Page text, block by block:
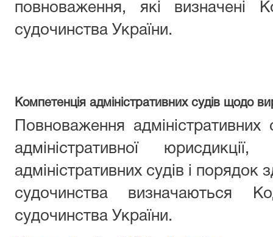
повноваження, які визначені
судочинства України.
Компетенція адміністративних судів щодо
Повноваження
адміністративної
адміністративних судів і порядок
судочинства визначаються
судочинства України.